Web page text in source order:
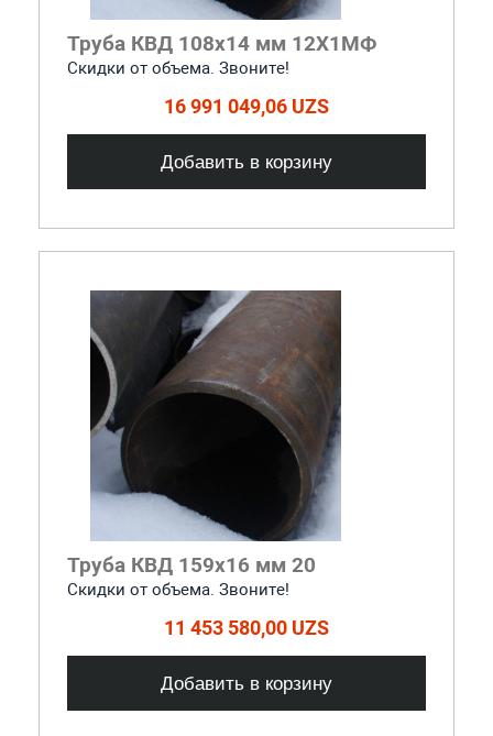
Труба КВД 108х14 мм 12Х1МФ
Скидки от объема. Звоните!
16 991 049,06 UZS
Добавить в корзину
Труба КВД 159х16 мм 20
Скидки от объема. Звоните!
11 453 580,00 UZS
Добавить в корзину